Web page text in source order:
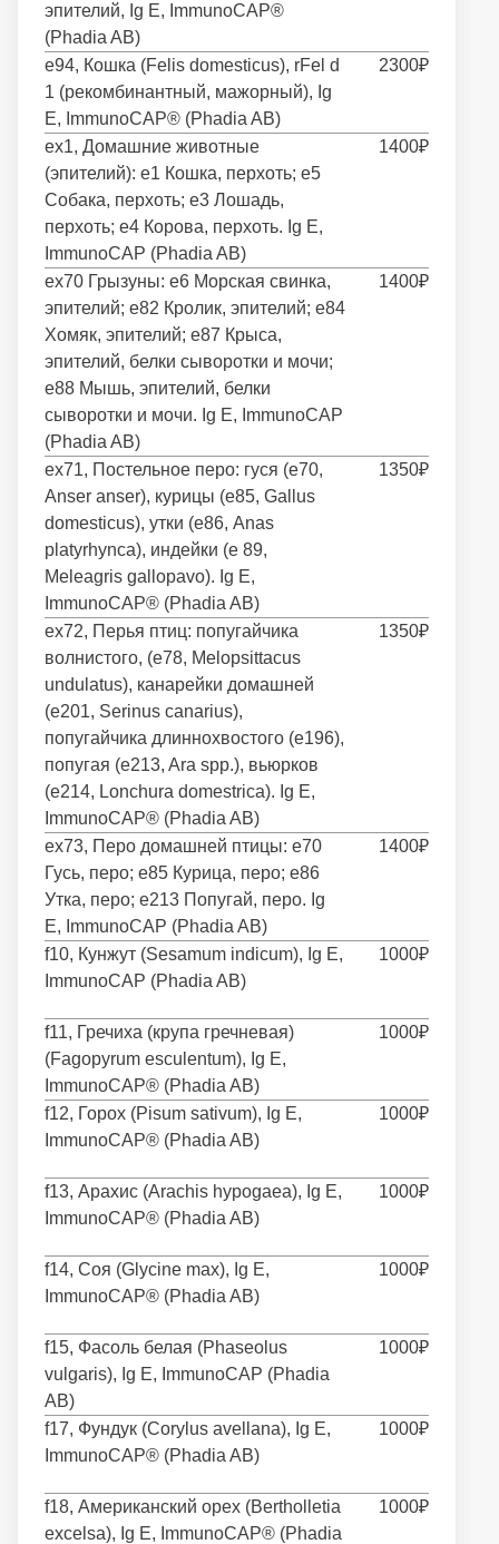
эпителий, Ig E, ImmunoCAP®
(Phadia AB)
e94, Кошка (Felis domesticus), rFel d
1 (рекомбинантный, мажорный), Ig
E, ImmunoCAP® (Phadia AB)
2300₽
ex1, Домашние животные
(эпителий): e1 Кошка, перхоть; e5
Собака, перхоть; e3 Лошадь,
перхоть; е4 Корова, перхоть. Ig E,
ImmunoCAP (Phadia AB)
1400₽
ex70 Грызуны: e6 Морская свинка,
эпителий; e82 Кролик, эпителий; e84
Хомяк, эпителий; e87 Крыса,
эпителий, белки сыворотки и мочи;
e88 Мышь, эпителий, белки
сыворотки и мочи. Ig E, ImmunoCAP
(Phadia AB)
1400₽
ex71, Постельное перо: гуся (e70,
Anser anser), курицы (е85, Gallus
domesticus), утки (е86, Anas
platyrhynca), индейки (е 89,
Meleagris gallopavo). Ig E,
ImmunoCAP® (Phadia AB)
1350₽
ex72, Перья птиц: попугайчика
волнистого, (e78, Melopsittacus
undulatus), канарейки домашней
(e201, Serinus canarius),
попугайчика длиннохвостого (e196),
попугая (e213, Ara spp.), вьюрков
(e214, Lonchura domestrica). Ig E,
ImmunoCAP® (Phadia AB)
1350₽
ex73, Перо домашней птицы: e70
Гусь, перо; e85 Курица, перо; e86
Утка, перо; e213 Попугай, перо. Ig
E, ImmunoCAP (Phadia AB)
1400₽
f10, Кунжут (Sesamum indicum), Ig E,
ImmunoCAP (Phadia AB)
1000₽
f11, Гречиха (крупа гречневая)
(Fagopyrum esculentum), Ig E,
ImmunoCAP® (Phadia AB)
1000₽
f12, Горох (Pisum sativum), Ig E,
ImmunoCAP® (Phadia AB)
1000₽
f13, Арахис (Arachis hypogaea), Ig E,
ImmunoCAP® (Phadia AB)
1000₽
f14, Соя (Glycine max), Ig E,
ImmunoCAP® (Phadia AB)
1000₽
f15, Фасоль белая (Phaseolus
vulgaris), Ig E, ImmunoCAP (Phadia
AB)
1000₽
f17, Фундук (Corylus avellana), Ig E,
ImmunoCAP® (Phadia AB)
1000₽
f18, Американский орех (Bertholletia
excelsa), Ig E, ImmunoCAP® (Phadia
1000₽